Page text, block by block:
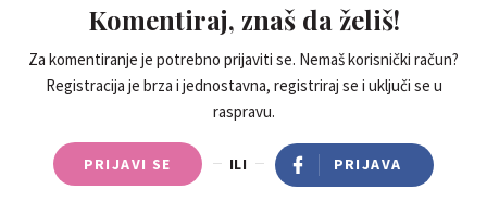
Komentiraj, znaš da želiš!
Za komentiranje je potrebno prijaviti se. Nemaš korisnički račun?
Registracija je brza i jednostavna, registriraj se i uključi se u
raspravu.
PRIJAVI SE ILI PRIJAVA